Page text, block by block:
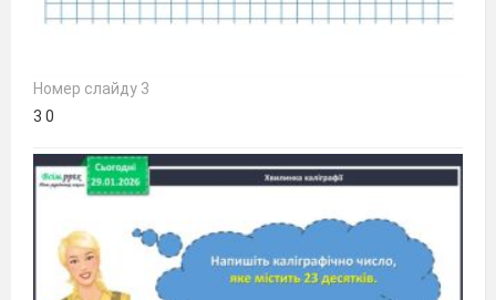
Номер слайду 3
3 0